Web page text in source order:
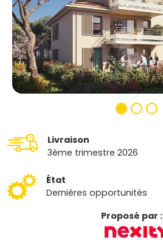
Livraison
3ème trimestre 2026
État
Dernières opportunités
Proposé par :